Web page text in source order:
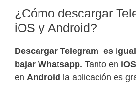
¿Cómo descargar
iOS y Android?
Descargar Telegram es
bajar Whatsapp. Tanto en iOS
en Android la aplicación es